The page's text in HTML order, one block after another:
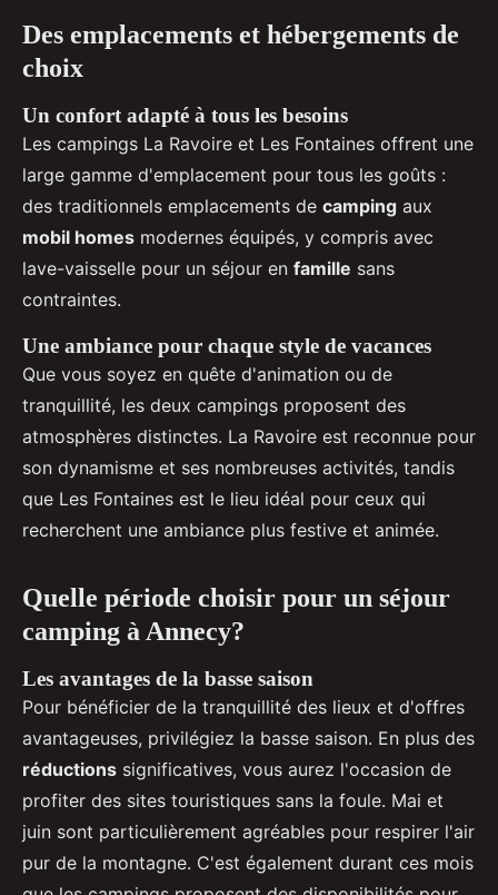
Des emplacements et hébergements de
choix
Un confort adapté à tous les besoins
Les campings La Ravoire et Les Fontaines offrent une
large gamme d'emplacement pour tous les goûts :
des traditionnels emplacements de camping aux
mobil homes modernes équipés, y compris avec
lave-vaisselle pour un séjour en famille sans
contraintes.
Une ambiance pour chaque style de vacances
Que vous soyez en quête d'animation ou de
tranquillité, les deux campings proposent des
atmosphères distinctes. La Ravoire est reconnue pour
son dynamisme et ses nombreuses activités, tandis
que Les Fontaines est le lieu idéal pour ceux qui
recherchent une ambiance plus festive et animée.
Quelle période choisir pour un séjour
camping à Annecy?
Les avantages de la basse saison
Pour bénéficier de la tranquillité des lieux et d'offres
avantageuses, privilégiez la basse saison. En plus des
réductions significatives, vous aurez l'occasion de
profiter des sites touristiques sans la foule. Mai et
juin sont particulièrement agréables pour respirer l'air
pur de la montagne. C'est également durant ces mois